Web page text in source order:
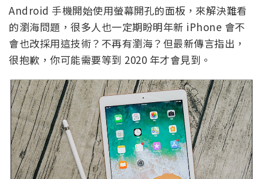
Android 手機開始使用螢幕開孔的面板，來解決難看
的瀏海問題，很多人也一定期盼明年新 iPhone 會不
會也改採用這技術？不再有瀏海？但最新傳言指出，
很抱歉，你可能需要等到 2020 年才會見到。